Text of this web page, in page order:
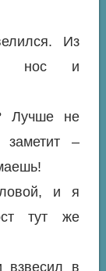
Из
нос и
Лучше не
–
и я
тут же
взвесил в